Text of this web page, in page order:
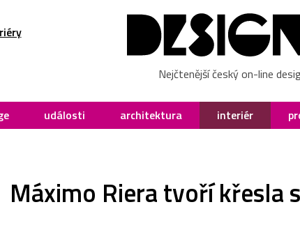
Nejčtenější český on-line
události architektura interiér
Máximo Riera tvoří křesla